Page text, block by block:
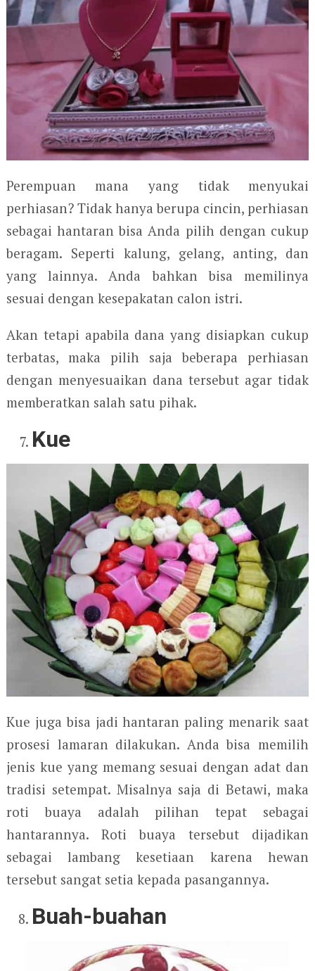
Perempuan mana yang tidak menyukai
perhiasan? Tidak hanya berupa cincin, perhiasan
sebagai hantaran bisa Anda pilih dengan cukup
beragam. Seperti kalung, gelang, anting, dan
yang lainnya. Anda bahkan bisa memilinya
sesuai dengan kesepakatan calon istri.
Akan tetapi apabila dana yang disiapkan cukup
terbatas, maka pilih saja beberapa perhiasan
dengan menyesuaikan dana tersebut agar tidak
memberatkan salah satu pihak.
Kue
Kue juga bisa jadi hantaran paling menarik saat
prosesi lamaran dilakukan. Anda bisa memilih
jenis kue yang memang sesuai dengan adat dan
tradisi setempat. Misalnya saja di Betawi, maka
roti buaya adalah pilihan tepat sebagai
hantarannya. Roti buaya tersebut dijadikan
sebagai lambang kesetiaan karena hewan
tersebut sangat setia kepada pasangannya.
Buah-buahan